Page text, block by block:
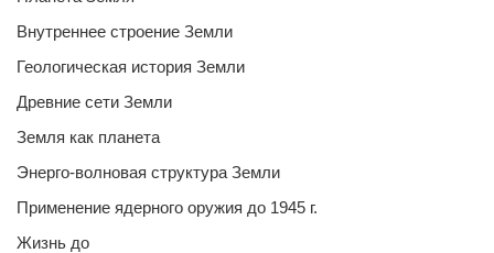
Внутреннее строение Земли
Геологическая история Земли
Древние сети Земли
Земля как планета
Энерго-волновая структура Земли
Применение ядерного оружия до 1945 г.
Жизнь до